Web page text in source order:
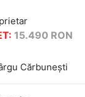
15.490 RON
Cărbunești